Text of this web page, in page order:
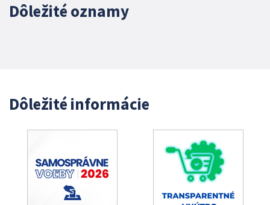
Dôležité oznamy
Dôležité informácie